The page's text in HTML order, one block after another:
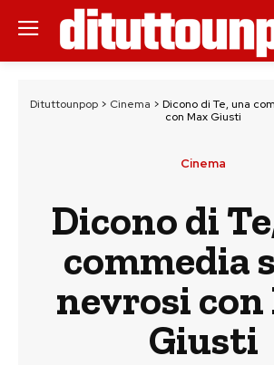
Dituttounpop > Cinema > Dicono di Te, una
con Max Giusti
Cinema
Dicono di
commedia
nevrosi con
Giusti